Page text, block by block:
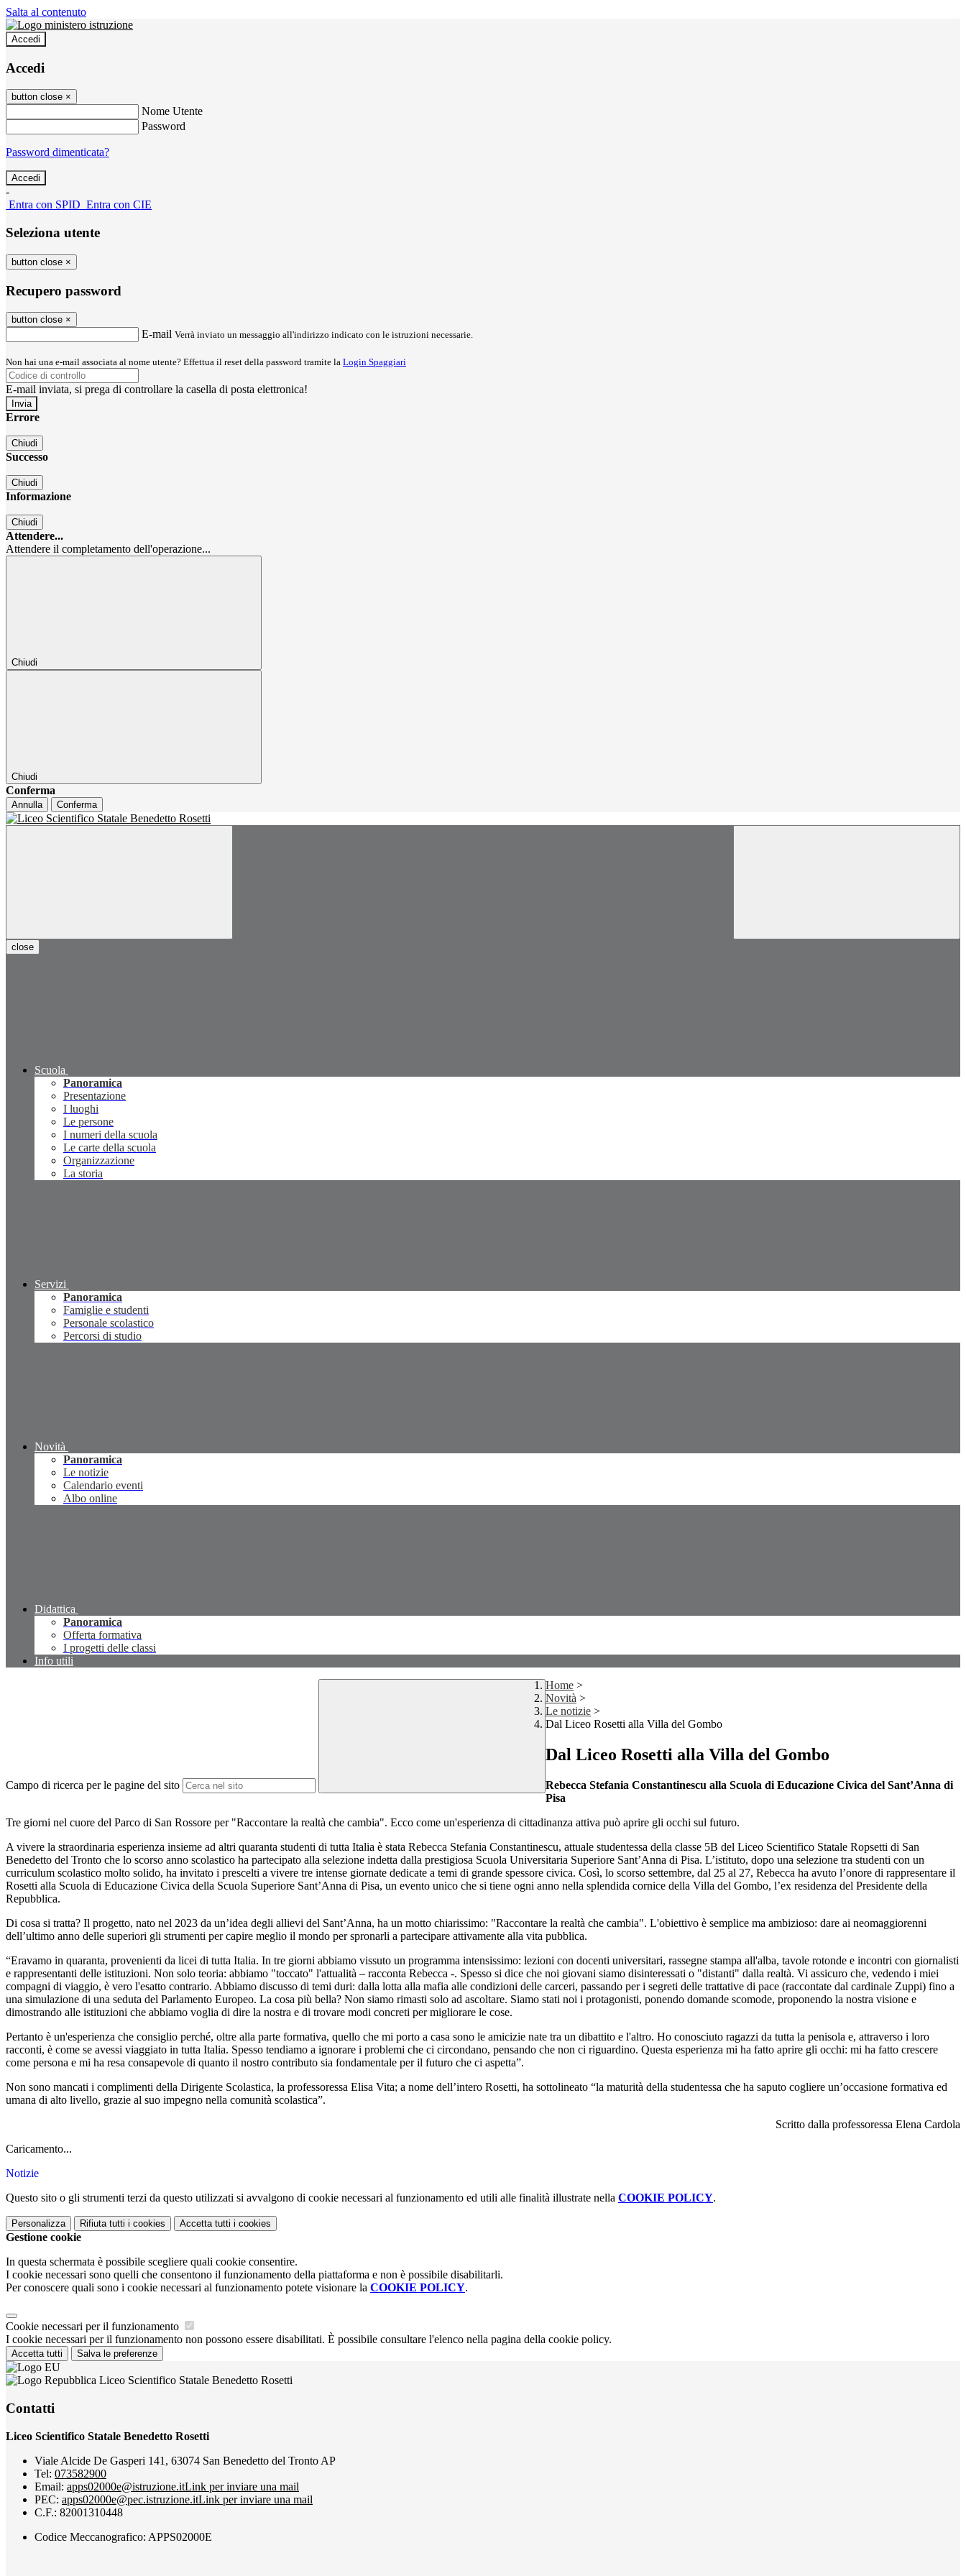
Salta al contenuto
Accedi
Accedi
button close ×
Nome Utente
Password
Password dimenticata?
-
Entra con SPID Entra con CIE
Seleziona utente
button close ×
Recupero password
button close ×
E-mail Verrà inviato un messaggio all'indirizzo indicato con le istruzioni necessarie.
Non hai una e-mail associata al nome utente? Effettua il reset della password tramite la Login Spaggiari
E-mail inviata, si prega di controllare la casella di posta elettronica!
Errore
Chiudi
Successo
Chiudi
Informazione
Chiudi
Attendere...
Attendere il completamento dell'operazione...
Chiudi
Chiudi
Conferma
Annulla Conferma
close
Scuola
Panoramica
Presentazione
I luoghi
Le persone
I numeri della scuola
Le carte della scuola
Organizzazione
La storia
Servizi
Panoramica
Famiglie e studenti
Personale scolastico
Percorsi di studio
Novità
Panoramica
Le notizie
Calendario eventi
Albo online
Didattica
Panoramica
Offerta formativa
I progetti delle classi
Info utili
Campo di ricerca per le pagine del sito
Home >
Novità >
Le notizie >
Dal Liceo Rosetti alla Villa del Gombo
Dal Liceo Rosetti alla Villa del Gombo
Rebecca Stefania Constantinescu alla Scuola di Educazione Civica del Sant’Anna di
Pisa
Tre giorni nel cuore del Parco di San Rossore per "Raccontare la realtà che cambia". Ecco come un'esperienza di cittadinanza attiva può aprire gli occhi sul futuro.
A vivere la straordinaria esperienza insieme ad altri quaranta studenti di tutta Italia è stata Rebecca Stefania Constantinescu, attuale studentessa della classe 5B del Liceo Scientifico Statale Ropsetti di San
Benedetto del Tronto che lo scorso anno scolastico ha partecipato alla selezione indetta dalla prestigiosa Scuola Universitaria Superiore Sant’Anna di Pisa. L’istituto, dopo una selezione tra studenti con un
curriculum scolastico molto solido, ha invitato i prescelti a vivere tre intense giornate dedicate a temi di grande spessore civica. Così, lo scorso settembre, dal 25 al 27, Rebecca ha avuto l’onore di rappresentare il
Rosetti alla Scuola di Educazione Civica della Scuola Superiore Sant’Anna di Pisa, un evento unico che si tiene ogni anno nella splendida cornice della Villa del Gombo, l’ex residenza del Presidente della
Repubblica.
Di cosa si tratta? Il progetto, nato nel 2023 da un’idea degli allievi del Sant’Anna, ha un motto chiarissimo: "Raccontare la realtà che cambia". L'obiettivo è semplice ma ambizioso: dare ai neomaggiorenni
dell’ultimo anno delle superiori gli strumenti per capire meglio il mondo per spronarli a partecipare attivamente alla vita pubblica.
“Eravamo in quaranta, provenienti da licei di tutta Italia. In tre giorni abbiamo vissuto un programma intensissimo: lezioni con docenti universitari, rassegne stampa all'alba, tavole rotonde e incontri con giornalisti
e rappresentanti delle istituzioni. Non solo teoria: abbiamo "toccato" l'attualità – racconta Rebecca -. Spesso si dice che noi giovani siamo disinteressati o "distanti" dalla realtà. Vi assicuro che, vedendo i miei
compagni di viaggio, è vero l'esatto contrario. Abbiamo discusso di temi duri: dalla lotta alla mafia alle condizioni delle carceri, passando per i segreti delle trattative di pace (raccontate dal cardinale Zuppi) fino a
una simulazione di una seduta del Parlamento Europeo. La cosa più bella? Non siamo rimasti solo ad ascoltare. Siamo stati noi i protagonisti, ponendo domande scomode, proponendo la nostra visione e
dimostrando alle istituzioni che abbiamo voglia di dire la nostra e di trovare modi concreti per migliorare le cose.
Pertanto è un'esperienza che consiglio perché, oltre alla parte formativa, quello che mi porto a casa sono le amicizie nate tra un dibattito e l'altro. Ho conosciuto ragazzi da tutta la penisola e, attraverso i loro
racconti, è come se avessi viaggiato in tutta Italia. Spesso tendiamo a ignorare i problemi che ci circondano, pensando che non ci riguardino. Questa esperienza mi ha fatto aprire gli occhi: mi ha fatto crescere
come persona e mi ha resa consapevole di quanto il nostro contributo sia fondamentale per il futuro che ci aspetta”.
Non sono mancati i complimenti della Dirigente Scolastica, la professoressa Elisa Vita; a nome dell’intero Rosetti, ha sottolineato “la maturità della studentessa che ha saputo cogliere un’occasione formativa ed
umana di alto livello, grazie al suo impegno nella comunità scolastica”.
Scritto dalla professoressa Elena Cardola
Caricamento...
Notizie
Questo sito o gli strumenti terzi da questo utilizzati si avvalgono di cookie necessari al funzionamento ed utili alle finalità illustrate nella COOKIE POLICY.
Personalizza Rifiuta tutti i cookies Accetta tutti i cookies
Gestione cookie
In questa schermata è possibile scegliere quali cookie consentire.
I cookie necessari sono quelli che consentono il funzionamento della piattaforma e non è possibile disabilitarli.
Per conoscere quali sono i cookie necessari al funzionamento potete visionare la COOKIE POLICY.
Cookie necessari per il funzionamento
I cookie necessari per il funzionamento non possono essere disabilitati. È possibile consultare l'elenco nella pagina della cookie policy.
Accetta tutti Salva le preferenze
Liceo Scientifico Statale Benedetto Rosetti
Contatti
Liceo Scientifico Statale Benedetto Rosetti
Viale Alcide De Gasperi 141, 63074 San Benedetto del Tronto AP
Tel: 073582900
Email: apps02000e@istruzione.itLink per inviare una mail
PEC: apps02000e@pec.istruzione.itLink per inviare una mail
C.F.: 82001310448
Codice Meccanografico: APPS02000E